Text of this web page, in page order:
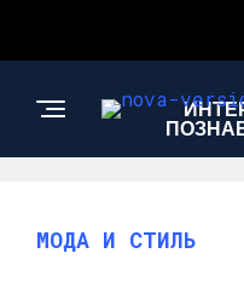
МОДА
МОДА И СТИЛЬ